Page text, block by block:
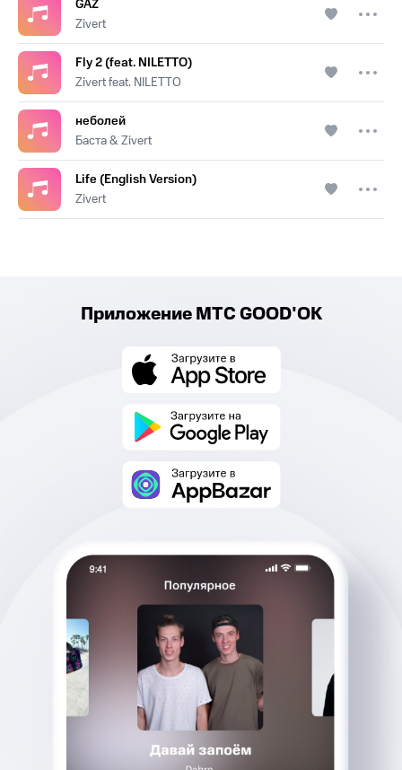
GAZ
Zivert
Fly 2 (feat. NILETTO)
Zivert feat. NILETTO
неболей
Баста & Zivert
Life (English Version)
Zivert
Приложение МТС GOOD'OK